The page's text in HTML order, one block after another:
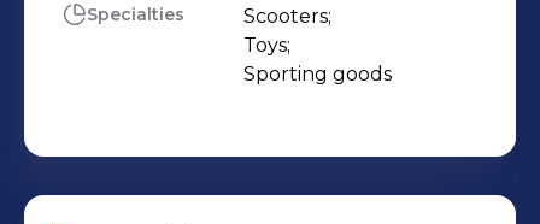
Specialties
Scooters;
Toys;
Sporting goods